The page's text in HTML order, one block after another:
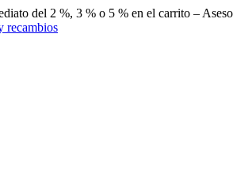
del 2 %, 3 % o 5 % en el carrito –